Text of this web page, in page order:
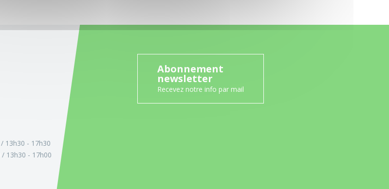
13h30 - 17h30
13h30 - 17h00
Abonnement
newsletter
Recevez notre info par mail